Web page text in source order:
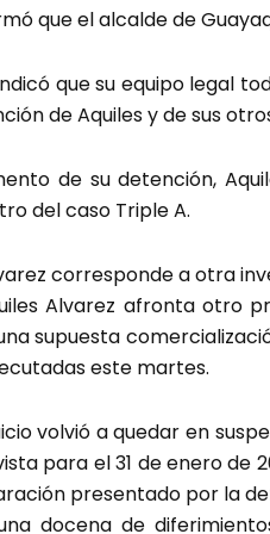
que el alcalde de
que su equipo legal
de Aquiles y de sus
de su detención,
del caso Triple A.
corresponde a otra
Alvarez afronta otro
supuesta
este martes.
volvió a quedar en
para el 31 de enero de
presentado por la
docena de